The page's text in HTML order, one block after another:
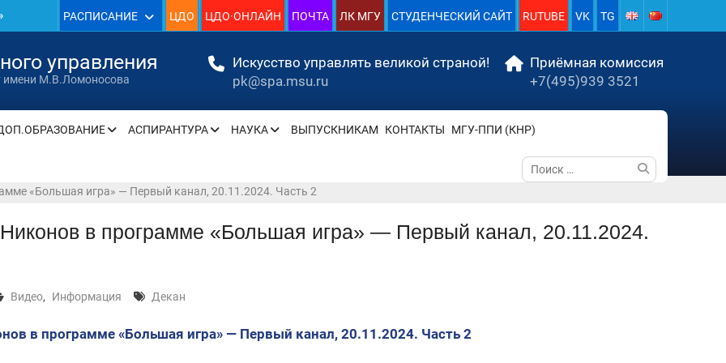
—
—
РАСПИСАНИЕ ЦДО ЦДО·ОНЛАЙН ПОЧТА ЛК МГУ СТУДЕНЧЕСКИЙ САЙТ RUTUBE VK TG
управления
имени М.В.Ломоносова
Искусство управлять великой страной!
pk@spa.msu.ru
Приёмная комиссия
+7(495)939 3521
АСПИРАНТУРА НАУКА ВЫПУСКНИКАМ КОНТАКТЫ МГУ-ППИ (КНР)
Поиск
по:
«Большая игра» — Первый канал, 20.11.2024. Часть 2
в программе «Большая игра» — Первый канал, 20.11.2024.
Видео, Информация Декан
в программе «Большая игра» — Первый канал, 20.11.2024. Часть 2